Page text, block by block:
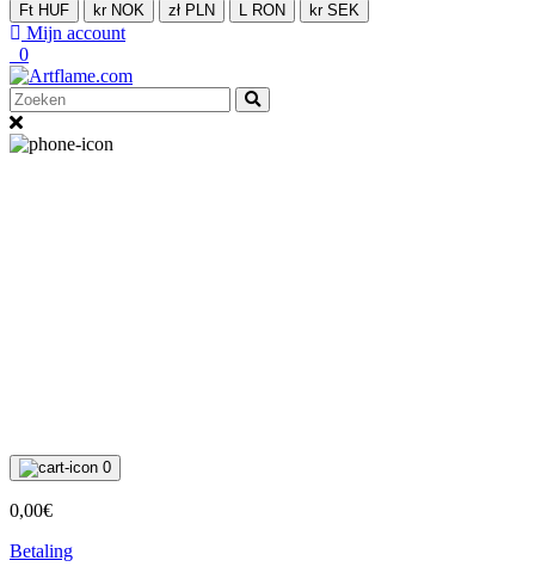
Ft HUF
kr NOK zł PLN L RON kr SEK
Mijn account
0
0
0,00€
Betaling